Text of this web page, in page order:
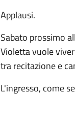
Applausi.
Sabato prossimo
Violetta vuole
tra recitazione e
L'ingresso, come